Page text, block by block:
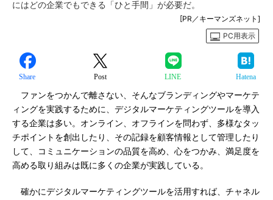
にはどの企業でもできる「ひと手間」が必要だ。
[PR／キーマンズネット]
PC用表示
Share Post LINE Hatena
ファンをつかんで離さない、そんなブランディングやマーケテ
ィングを実践するために、デジタルマーケティングツールを導入
する企業は多い。オンライン、オフラインを問わず、多様なタッ
チポイントを創出したり、その記録を顧客情報として管理したり
して、コミュニケーションの品質を高め、心をつかみ、満足度を
高める取り組みは既に多くの企業が実践している。
確かにデジタルマーケティングツールを活用すれば、チャネル